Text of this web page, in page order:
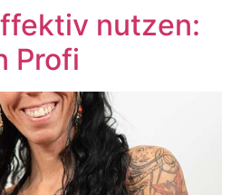
nutzen:
Profi